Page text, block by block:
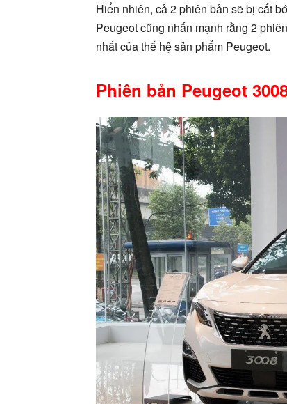
Hiển nhiên, cả 2 phiên bản sẽ bị cắt
Peugeot cũng nhấn mạnh rằng 2
nhất của thế hệ sản phẩm Peugeot.
Phiên bản Peugeot